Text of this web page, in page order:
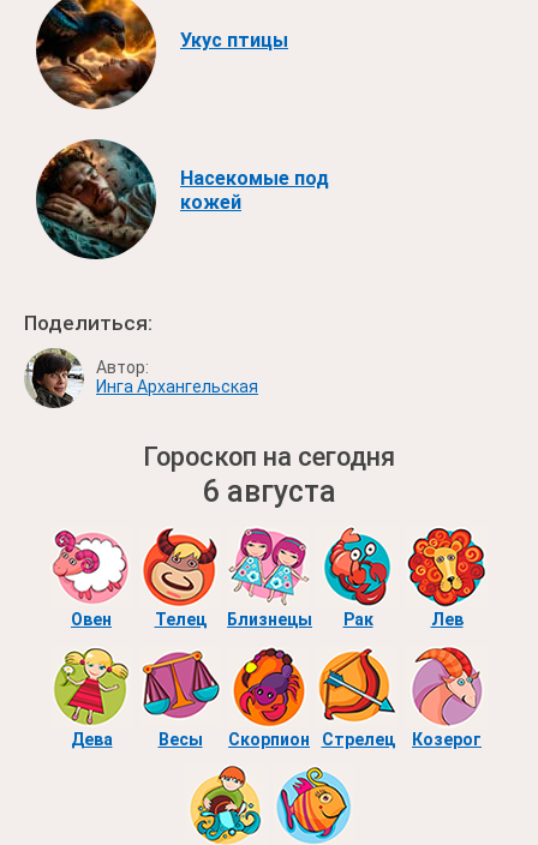
Укус птицы
Насекомые под
кожей
Поделиться:
Автор:
Инга Архангельская
Гороскоп на сегодня
6 августа
Овен Телец Близнецы Рак Лев
Дева Весы Скорпион Стрелец Козерог